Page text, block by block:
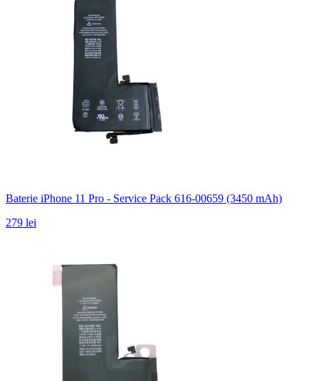
Baterie iPhone 11 Pro - Service Pack 616-00659 (3450 mAh)
279 lei